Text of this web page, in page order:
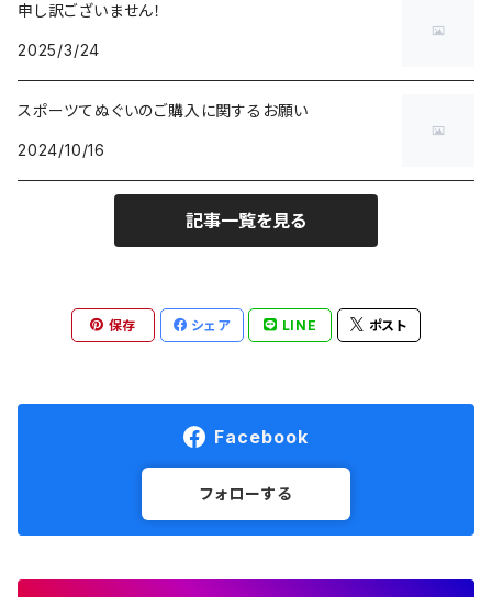
finetrack
申し訳ございません！
2025/3/24
スポーツてぬぐいのご購入に関するお願い
2024/10/16
記事一覧を見る
保存 シェア LINE ポスト
Facebook
フォローする